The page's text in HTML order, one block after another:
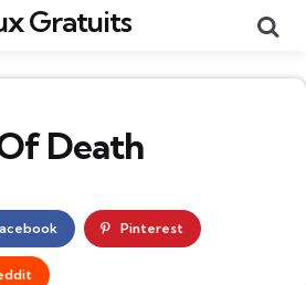
Gratuits
Death
Pinterest